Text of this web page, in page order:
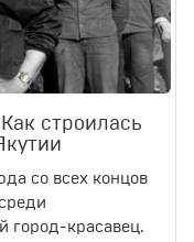
строилась
со всех концов
город-красавец.